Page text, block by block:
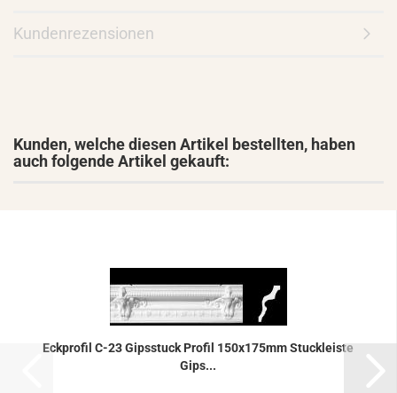
Kundenrezensionen
Kunden, welche diesen Artikel bestellten, haben
auch folgende Artikel gekauft:
Eck­pro­fil C-23 Gips­stuck Pro­fil 150x175mm Stuck­leis­te
Gips...